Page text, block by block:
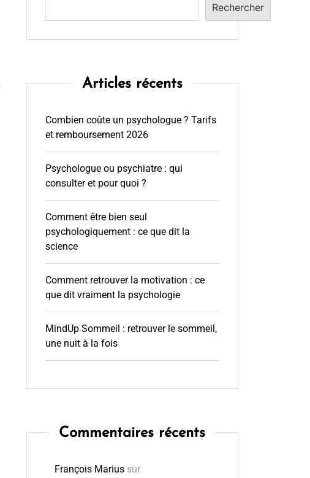
Rechercher
Articles récents
Combien coûte un psychologue ? Tarifs
et remboursement 2026
Psychologue ou psychiatre : qui
consulter et pour quoi ?
Comment être bien seul
psychologiquement : ce que dit la
science
Comment retrouver la motivation : ce
que dit vraiment la psychologie
MindUp Sommeil : retrouver le sommeil,
une nuit à la fois
Commentaires récents
François Mariussur